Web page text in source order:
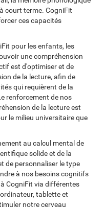
court terme. CogniFit
ces capacités
pour les enfants, les
une compréhension
est d'optimiser et de
de la lecture, afin de
qui requièrent de la
renforcement de nos
de la lecture est
le milieu universitaire que
au calcul mental de
solide et de la
de personnaliser le type
à nos besoins cognitifs
CogniFit via différentes
tablette et
notre cerveau